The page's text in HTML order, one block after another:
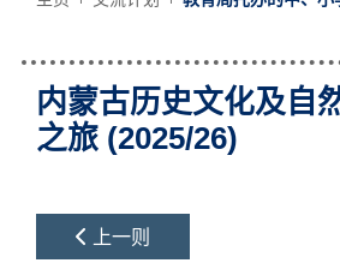
内蒙古历史文化及自
之旅 (2025/26)
上一则